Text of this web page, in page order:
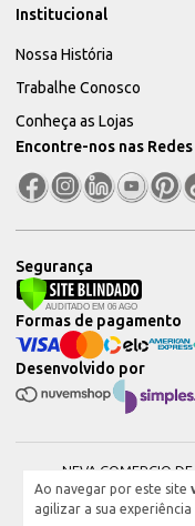
Ao navegar por este site
agilizar a sua
Institucional
Nossa História
Trabalhe Conosco
Conheça as Lojas
Encontre-nos nas
Segurança
Desenvolvido por
Formas de pagamento
NEVA COMERCIO
51604544000101